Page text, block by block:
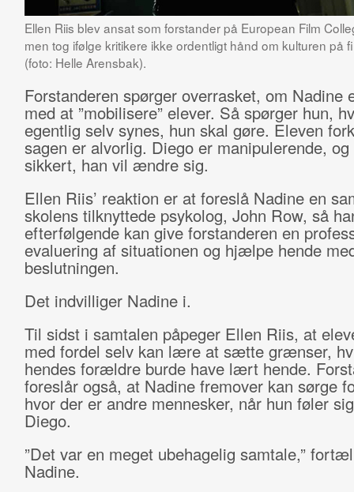
Ellen Riis blev ansat som forstander på European Film
men tog ifølge kritikere ikke ordentligt hånd om kulturen på
(foto: Helle Arensbak).
Forstanderen spørger overrasket, om Nadine
med at ”mobilisere” elever. Så spørger hun,
egentlig selv synes, hun skal gøre. Eleven
sagen er alvorlig. Diego er manipulerende,
sikkert, han vil ændre sig.
Ellen Riis’ reaktion er at foreslå Nadine en
skolens tilknyttede psykolog, John Row, så
efterfølgende kan give forstanderen en
evaluering af situationen og hjælpe hende
beslutningen.
Det indvilliger Nadine i.
Til sidst i samtalen påpeger Ellen Riis, at
med fordel selv kan lære at sætte grænser,
hendes forældre burde have lært hende.
foreslår også, at Nadine fremover kan sørge
hvor der er andre mennesker, når hun føler
Diego.
”Det var en meget ubehagelig samtale,”
Nadine.